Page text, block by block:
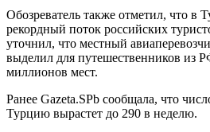
Обозреватель также отметил, что в
рекордный поток российских
уточнил, что местный
выделил для путешественников из
миллионов мест.
Ранее Gazeta.SPb сообщала, что
Турцию вырастет до 290 в неделю.